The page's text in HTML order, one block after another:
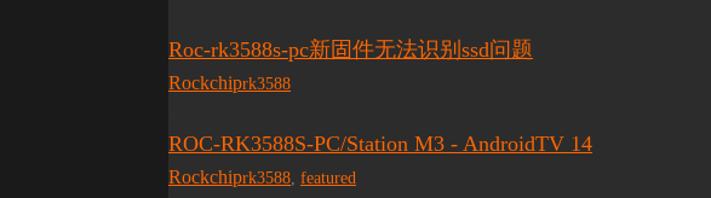
Roc-rk3588s-pc新固件无法识别ssd问题
Rockchiprk3588
ROC-RK3588S-PC/Station M3 - AndroidTV 14
Rockchiprk3588 featured